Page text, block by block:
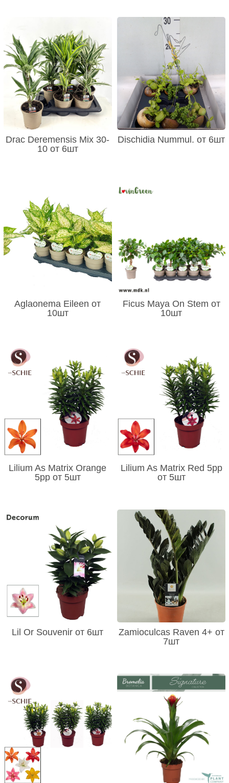
Drac Deremensis Mix 30-
10 от 6шт
Dischidia Nummul. от 6шт
Aglaonema Eileen от
10шт
Ficus Maya On Stem от
10шт
Lilium As Matrix Orange
5pp от 5шт
Lilium As Matrix Red 5pp
от 5шт
Lil Or Souvenir от 6шт
Zamioculcas Raven 4+ от
7шт